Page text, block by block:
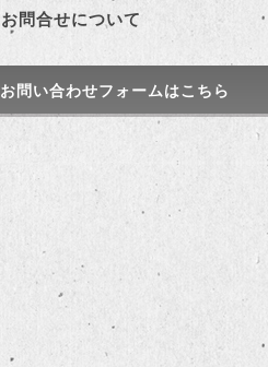
お問合せについて
お問い合わせフォームはこちら